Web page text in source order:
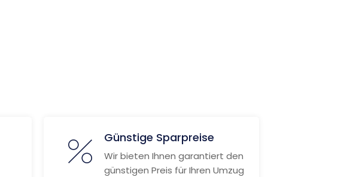
Günstige Sparpreise
Wir bieten Ihnen garantiert den
günstigen Preis für Ihren Umzug